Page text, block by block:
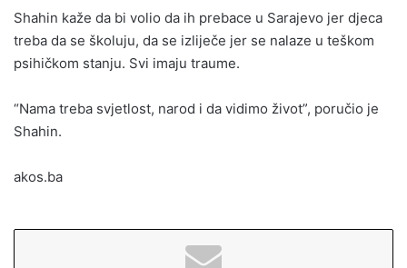
Shahin kaže da bi volio da ih prebace u Sarajevo jer djeca
treba da se školuju, da se izliječe jer se nalaze u teškom
psihičkom stanju. Svi imaju traume.
“Nama treba svjetlost, narod i da vidimo život”, poručio je
Shahin.
akos.ba